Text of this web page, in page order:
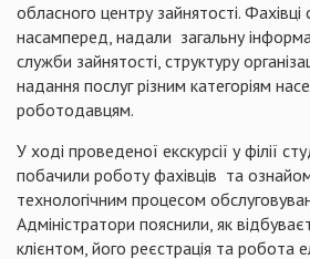
обласного центру зайнятості. Фахівці
насамперед, надали загальну
служби зайнятості, структуру
надання послуг різним категоріям
роботодавцям.
У ході проведеної екскурсії у філії
побачили роботу фахівців та
технологічним процесом
Адміністратори пояснили, як
клієнтом, його реєстрація та робота